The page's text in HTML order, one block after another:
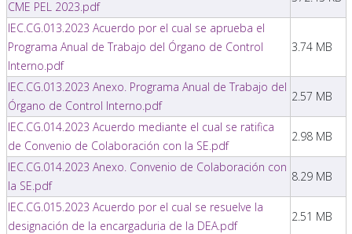
CME PEL 2023.pdf
IEC.CG.013.2023 Acuerdo por el cual se aprueba el
Programa Anual de Trabajo del Órgano de Control
Interno.pdf
3.74 MB
IEC.CG.013.2023 Anexo. Programa Anual de Trabajo del
Órgano de Control Interno.pdf
2.57 MB
IEC.CG.014.2023 Acuerdo mediante el cual se ratifica
de Convenio de Colaboración con la SE.pdf
2.98 MB
IEC.CG.014.2023 Anexo. Convenio de Colaboración con
la SE.pdf
8.29 MB
IEC.CG.015.2023 Acuerdo por el cual se resuelve la
designación de la encargaduria de la DEA.pdf
2.51 MB